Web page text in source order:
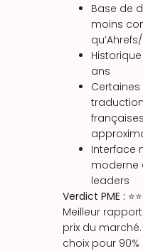
Base de
moins
ans
Certaines
françaises
Interface
moderne
leaders
Verdict PME :
Meilleur
prix du
choix pour 90%